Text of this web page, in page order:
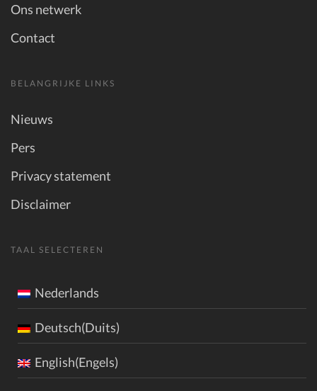
Ons netwerk
Contact
BELANGRIJKE LINKS
Nieuws
Pers
Privacy statement
Disclaimer
TAAL SELECTEREN
Nederlands
Deutsch(Duits)
English(Engels)